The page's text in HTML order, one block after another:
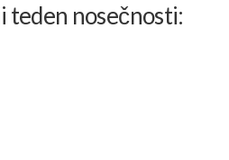
teden nosečnosti: